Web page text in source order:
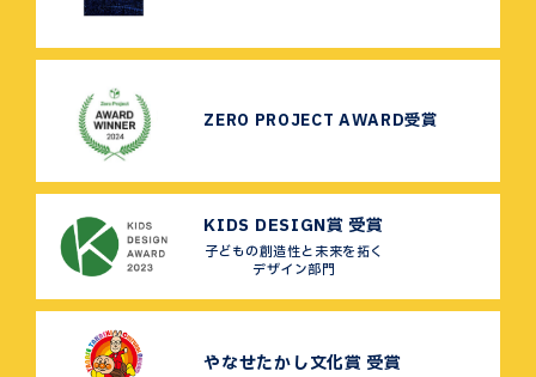
ZERO PROJECT AWARD受賞
KIDS DESIGN賞 受賞
子どもの創造性と未来を拓く
デザイン部門
やなせたかし文化賞 受賞